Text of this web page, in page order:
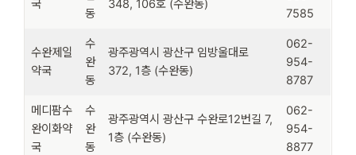
국
동
348, 106호 (수완동)
7585
수완제일
약국
수
완
동
광주광역시 광산구 임방울대로
372, 1층 (수완동)
062-
954-
8787
메디팜수
완이화약
국
수
완
동
광주광역시 광산구 수완로12번길 7,
1층 (수완동)
062-
954-
8877